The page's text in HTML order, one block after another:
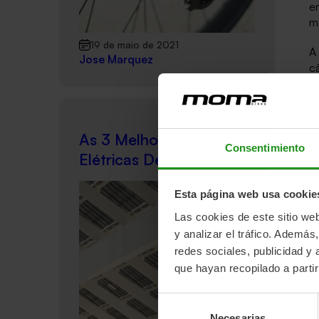
Consentimiento
Esta página web usa
Las cookies de este sitio
y analizar el tráfico.
redes sociales, publicidad y
que hayan recopilado a
Selección
19 de maio de 2021
Jose Marquez
As 3 Melhores Bicicletas
Elétricas De 2022
e